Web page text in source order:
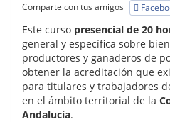
Comparte con tus amigos
Este curso presencial de 20
general y específica sobre
productores y ganaderos de
obtener la acreditación que
para titulares y trabajadores
en el ámbito territorial de la
Andalucía.